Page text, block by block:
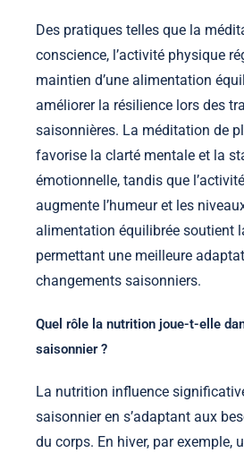
Des pratiques telles que la
conscience, l’activité physique
maintien d’une alimentation
améliorer la résilience lors des
saisonnières. La méditation de
favorise la clarté mentale et la
émotionnelle, tandis que
augmente l’humeur et les
alimentation équilibrée soutient
permettant une meilleure
changements saisonniers.
Quel rôle la nutrition joue-t-elle
saisonnier ?
La nutrition influence
saisonnier en s’adaptant aux
du corps. En hiver, par exemple,